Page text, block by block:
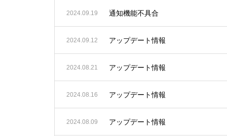
2024.09.19 通知機能不具合
2024.09.12 アップデート情報
2024.08.21 アップデート情報
2024.08.16 アップデート情報
2024.08.09 アップデート情報